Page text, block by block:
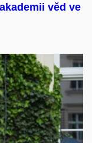
věd ve